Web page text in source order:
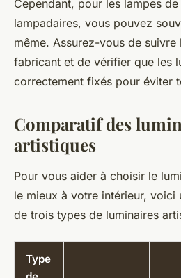
Cependant, pour les lampes
lampadaires, vous pouvez
même. Assurez-vous de
fabricant et de vérifier que les
correctement fixés pour éviter
Comparatif des
artistiques
Pour vous aider à choisir le
le mieux à votre intérieur, voici
de trois types de luminaires
Type